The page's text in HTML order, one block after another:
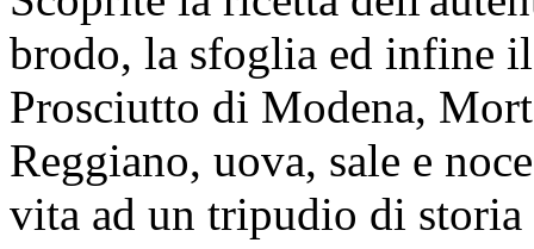
brodo, la sfoglia ed infine
Prosciutto di Modena,
Reggiano, uova, sale e
vita ad un tripudio di storia